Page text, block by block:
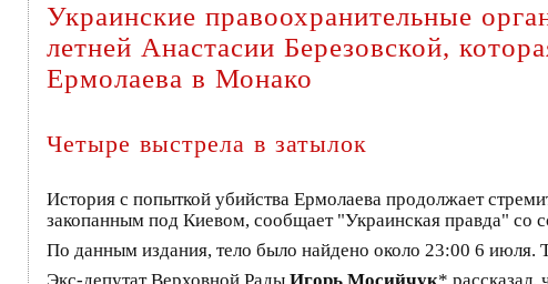
Украинские правоохранительные
летней Анастасии Березовской,
Ермолаева в Монако
Четыре выстрела в затылок
История с попыткой убийства Ермолаева продолжает
закопанным под Киевом, сообщает "Украинская правда" со
По данным издания, тело было найдено около 23:00 6 июля.